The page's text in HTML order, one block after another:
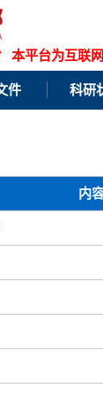
本平台为互联
件 科研
内